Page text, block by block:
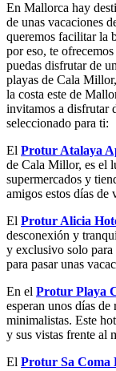
En Mallorca hay
de unas vacaciones
queremos facilitar la
por eso, te
puedas disfrutar de
playas de Cala
la costa este de
invitamos a disfrutar
seleccionado para ti:
El Protur Atalaya
de Cala Millor, es el
supermercados y
amigos estos días de
El Protur Alicia
desconexión y
y exclusivo solo para
para pasar unas
En el Protur Playa
esperan unos días
minimalistas. Este
y sus vistas frente al
El Protur Sa Coma